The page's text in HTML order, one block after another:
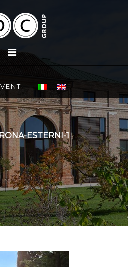
ESTERNI-1